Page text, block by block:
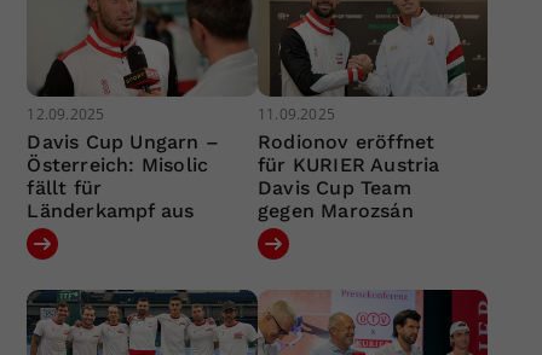
12.09.2025
Davis Cup Ungarn –
Österreich: Misolic
fällt für
Länderkampf aus
11.09.2025
Rodionov eröffnet
für KURIER Austria
Davis Cup Team
gegen Marozsán